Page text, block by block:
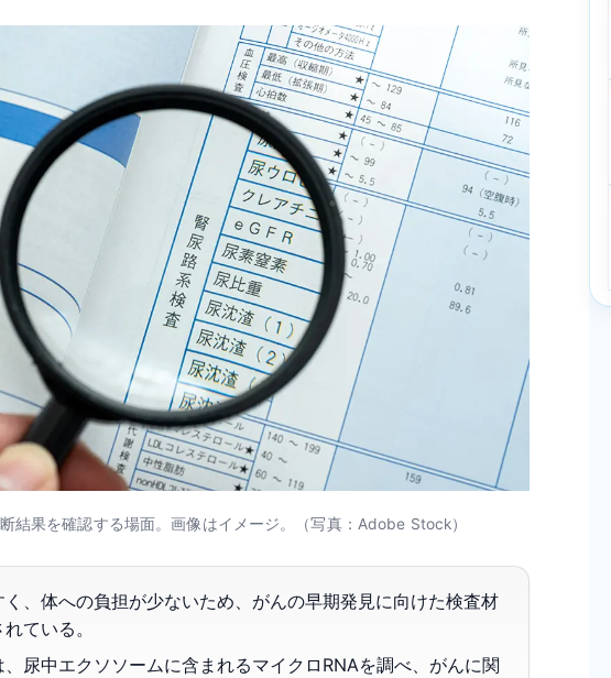
結果を確認する場面。画像はイメージ。（写真：Adobe Stock）
、体への負担が少ないため、がんの早期発見に向けた検査材
ている。
尿中エクソソームに含まれるマイクロRNAを調べ、がんに関